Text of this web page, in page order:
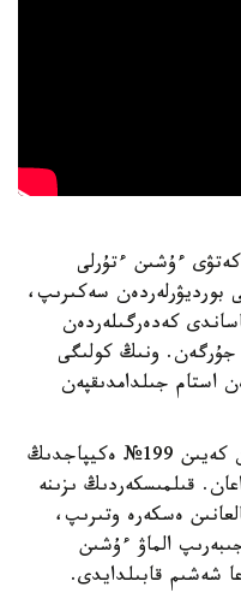
كەتۋى ءۇشىن ءتۇرلى
بورديۋرلەردەن سەكىرىپ،
كەدەرگىلەردەن
جۇرگەن. ونىڭ كولىگى
260 كيلومەتردەن استام جىلدامدىقپەن
36 مينۋتتىق ەكسترەمالدى جۇرىستەن كەيىن 199№ ەكيپاجدىڭ
قىلمىسكەردىڭ ىزىنە
ەسكەرە وتىرىپ،
الماۋ ءۇشىن
شەشىم قابىلدايدى.